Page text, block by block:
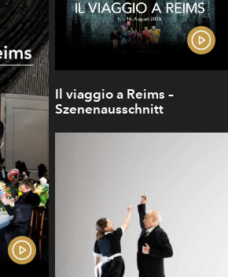
Il viaggio a Reims –
Szenenausschnitt